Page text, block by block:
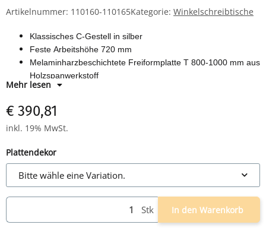
Artikelnummer: 110160-110165Kategorie: Winkelschreibtische
Klassisches C-Gestell in silber
Feste Arbeitshöhe 720 mm
Melaminharzbeschichtete Freiformplatte T 800-1000 mm aus
Holzspanwerkstoff
Horizontale Kabelwanne
Mehr lesen
€ 390,81
inkl. 19% MwSt.
Plattendekor
Bitte wähle eine Variation.
Stk In den Warenkorb